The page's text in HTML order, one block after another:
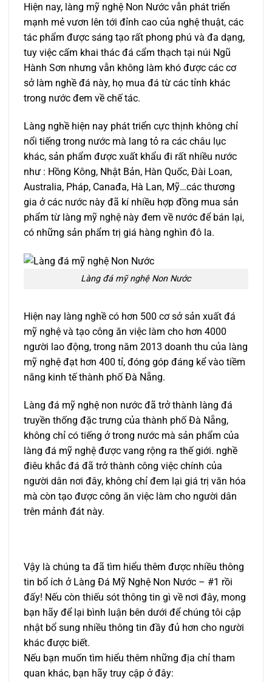
Hiện nay, làng mỹ nghệ Non Nước vẫn phát triển
mạnh mẻ vươn lên tới đỉnh cao của nghệ thuật, các
tác phẩm được sáng tạo rất phong phú và đa dạng,
tuy việc cấm khai thác đá cẩm thạch tại núi Ngũ
Hành Sơn nhưng vẫn không làm khó được các cơ
sở làm nghề đá này, họ mua đá từ các tỉnh khác
trong nước đem về chế tác.
Làng nghề hiện nay phát triển cực thịnh không chỉ
nổi tiếng trong nước mà lang tỏ ra các châu lục
khác, sản phẩm được xuất khẩu đi rất nhiều nước
như : Hồng Kông, Nhật Bản, Hàn Quốc, Đài Loan,
Australia, Pháp, Canađa, Hà Lan, Mỹ…các thương
gia ở các nước này đã kí nhiều hợp đồng mua sản
phẩm từ làng mỹ nghệ này đem về nước để bán lại,
có những sản phẩm trị giá hàng nghìn đô la.
Làng đá mỹ nghệ Non Nước
Hiện nay làng nghề có hơn 500 cơ sở sản xuất đá
mỹ nghệ và tạo công ăn việc làm cho hơn 4000
người lao động, trong năm 2013 doanh thu của làng
mỹ nghệ đạt hơn 400 tỉ, đóng góp đáng kể vào tiềm
năng kinh tế thành phố Đà Nẵng.
Làng đá mỹ nghệ non nước đã trở thành làng đá
truyền thống đặc trưng của thành phố Đà Nẵng,
không chỉ có tiếng ở trong nước mà sản phẩm của
làng đá mỹ nghệ được vang rộng ra thế giới. nghề
điêu khắc đá đã trở thành công việc chính của
người dân nơi đây, không chỉ đem lại giá trị văn hóa
mà còn tạo được công ăn việc làm cho người dân
trên mảnh đát này.
Vậy là chúng ta đã tìm hiểu thêm được nhiều thông
tin bổ ích ở Làng Đá Mỹ Nghệ Non Nước – #1 rồi
đấy! Nếu còn thiếu sót thông tin gì về nơi đây, mong
bạn hãy để lại bình luận bên dưới để chúng tôi cập
nhật bổ sung nhiều thông tin đầy đủ hơn cho người
khác được biết.
Nếu bạn muốn tìm hiểu thêm những địa chỉ tham
quan khác, bạn hãy truy cập ở đây: